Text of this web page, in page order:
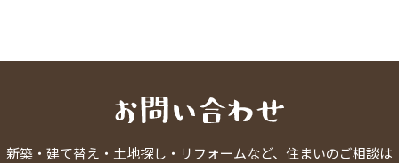
新築・建て替え・土地探し・リフォームなど、住まいのご相談は